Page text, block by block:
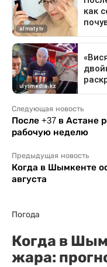
Следующая новость
После +37 в Астане
рабочую неделю
Предыдущая новость
Когда в Шымкенте
августа
Погода
Когда в
жара: